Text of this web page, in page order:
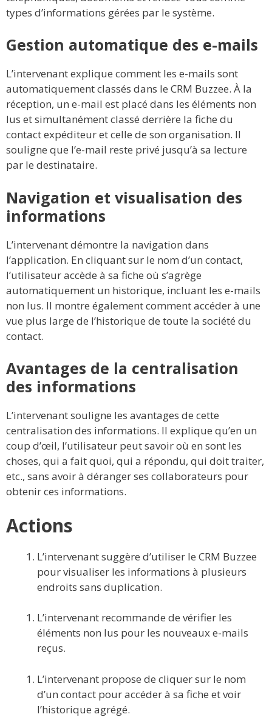
types d’informations gérées par le système.
Gestion automatique des e-mails
L’intervenant explique comment les e-mails sont
automatiquement classés dans le CRM Buzzee. À la
réception, un e-mail est placé dans les éléments non
lus et simultanément classé derrière la fiche du
contact expéditeur et celle de son organisation. Il
souligne que l’e-mail reste privé jusqu’à sa lecture
par le destinataire.
Navigation et visualisation des
informations
L’intervenant démontre la navigation dans
l’application. En cliquant sur le nom d’un contact,
l’utilisateur accède à sa fiche où s’agrège
automatiquement un historique, incluant les e-mails
non lus. Il montre également comment accéder à une
vue plus large de l’historique de toute la société du
contact.
Avantages de la centralisation
des informations
L’intervenant souligne les avantages de cette
centralisation des informations. Il explique qu’en un
coup d’œil, l’utilisateur peut savoir où en sont les
choses, qui a fait quoi, qui a répondu, qui doit traiter,
etc., sans avoir à déranger ses collaborateurs pour
obtenir ces informations.
Actions
L’intervenant suggère d’utiliser le CRM Buzzee
pour visualiser les informations à plusieurs
endroits sans duplication.
L’intervenant recommande de vérifier les
éléments non lus pour les nouveaux e-mails
reçus.
L’intervenant propose de cliquer sur le nom
d’un contact pour accéder à sa fiche et voir
l’historique agrégé.